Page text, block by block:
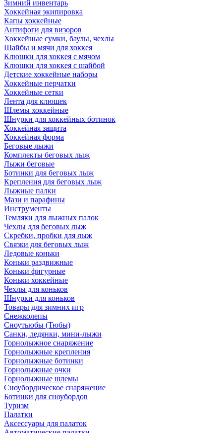
Зимний инвентарь
Хоккейная экипировка
Капы хоккейные
Антифоги для визоров
Хоккейные сумки, баулы, чехлы
Шайбы и мячи для хоккея
Клюшки для хоккея с мячом
Клюшки для хоккея с шайбой
Детские хоккейные наборы
Хоккейные перчатки
Хоккейные сетки
Лента для клюшек
Шлемы хоккейные
Шнурки для хоккейных ботинок
Хоккейная защита
Хоккейная форма
Беговые лыжи
Комплекты беговых лыж
Лыжи беговые
Ботинки для беговых лыж
Крепления для беговых лыж
Лыжные палки
Мази и парафины
Инструменты
Темляки для лыжных палок
Чехлы для беговых лыж
Скребки, пробки для лыж
Связки для беговых лыж
Ледовые коньки
Коньки раздвижные
Коньки фигурные
Коньки хоккейные
Чехлы для коньков
Шнурки для коньков
Товары для зимних игр
Снежколепы
Сноутьюбы (Тюбы)
Санки, ледянки, мини-лыжи
Горнолыжное снаряжение
Горнолыжные крепления
Горнолыжные ботинки
Горнолыжные очки
Горнолыжные шлемы
Сноубордическое снаряжение
Ботинки для сноубордов
Туризм
Палатки
Аксессуары для палаток